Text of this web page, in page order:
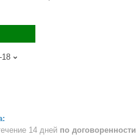
18
14 дней по договоренности